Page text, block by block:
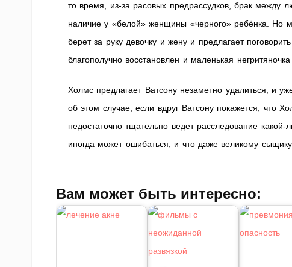
то время, из-за расовых предрассудков, брак между
наличие у «белой» женщины «черного» ребёнка. Но
берет за руку девочку и жену и предлагает
благополучно восстановлен и маленькая
Холмс предлагает Ватсону незаметно удалиться, и
об этом случае, если вдруг Ватсону покажется, что
недостаточно тщательно ведет расследование
иногда может ошибаться, и что даже великому
Вам может быть интересно: